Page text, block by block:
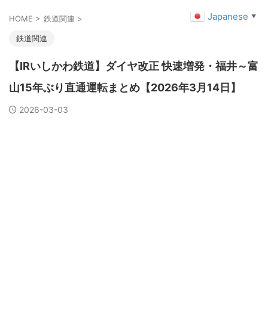
HOME > 鉄道関連 >
鉄道関連
【IRいしかわ鉄道】ダイヤ改正 快速増発・福井～富
山15年ぶり直通運転まとめ【2026年3月14日】
2026-03-03
Japanese ▼